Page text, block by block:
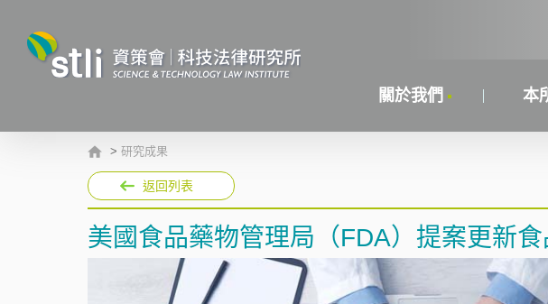
關於我們 本
> 研究成果
返回列表
美國食品藥物管理局（FDA）提案更新